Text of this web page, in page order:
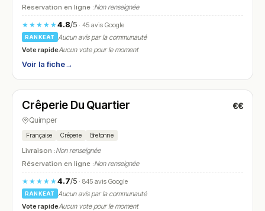
Réservation en ligne :Non renseignée
★★★★★4.8/5· 45 avis Google
RANKEAT
Aucun avis par la communauté
Vote rapideAucun vote pour le moment
Voir la fiche→
N° 26
Crêperie Du Quartier €€
Quimper
Française Crêperie Bretonne
Livraison :Non renseignée
Réservation en ligne :Non renseignée
★★★★★4.7/5· 845 avis Google
RANKEAT
Aucun avis par la communauté
Vote rapideAucun vote pour le moment